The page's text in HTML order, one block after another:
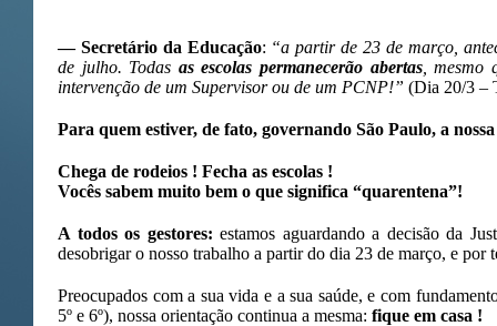
— Secretário da Educação: “a partir de 23 de março,
de julho. Todas as escolas permanecerão abertas, mesmo
intervenção de um Supervisor ou de um PCNP!” (Dia 20/3 –
Para quem estiver, de fato, governando São Paulo, a
Chega de rodeios ! Fecha as escolas !
Vocês sabem muito bem o que significa “quarentena”!
A todos os gestores: estamos aguardando a decisão da
desobrigar o nosso trabalho a partir do dia 23 de março, e por
Preocupados com a sua vida e a sua saúde, e com
5º e 6º), nossa orientação continua a mesma: fique em casa !